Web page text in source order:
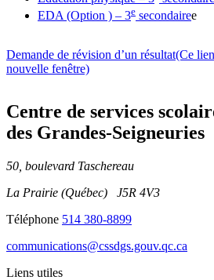
EDA (Option ) – 3e secondairee
Demande de révision d’un résultat(Ce
nouvelle fenêtre)
Centre de services
des Grandes‑Seigneuries
50, boulevard Taschereau
La Prairie (Québec) J5R 4V3
Téléphone 514 380-8899
communications@cssdgs.gouv.qc.ca
Liens utiles